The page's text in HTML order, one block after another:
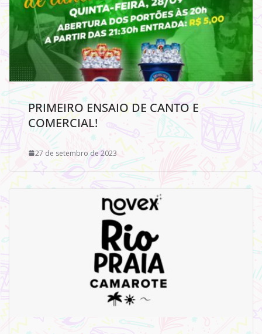
PRIMEIRO ENSAIO DE CANTO E
COMERCIAL!
27 de setembro de 2023